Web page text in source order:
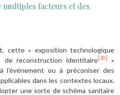
multiples facteurs et des
cette « exposition technologique
reconstruction identitaire [30]
»
ou à préconiser des
dans les contextes locaux.
une sorte de schéma sanitaire